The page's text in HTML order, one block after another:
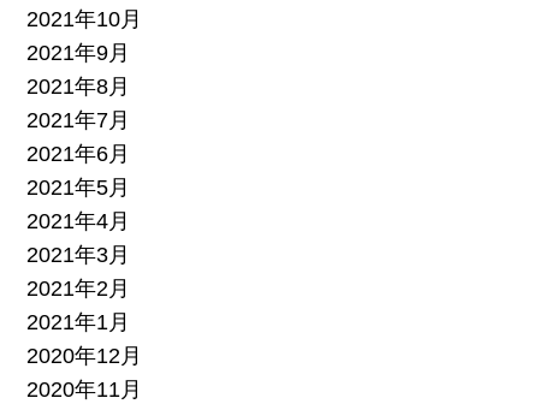
2021年10月
2021年9月
2021年8月
2021年7月
2021年6月
2021年5月
2021年4月
2021年3月
2021年2月
2021年1月
2020年12月
2020年11月